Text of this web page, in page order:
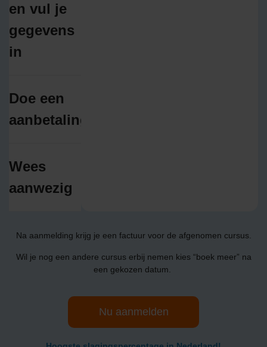
en vul je
gegevens
in
Doe een
aanbetaling
Wees
aanwezig
Na aanmelding krijg je een factuur voor de afgenomen cursus.
Wil je nog een andere cursus erbij nemen kies “boek meer” na
een gekozen datum.
Nu aanmelden